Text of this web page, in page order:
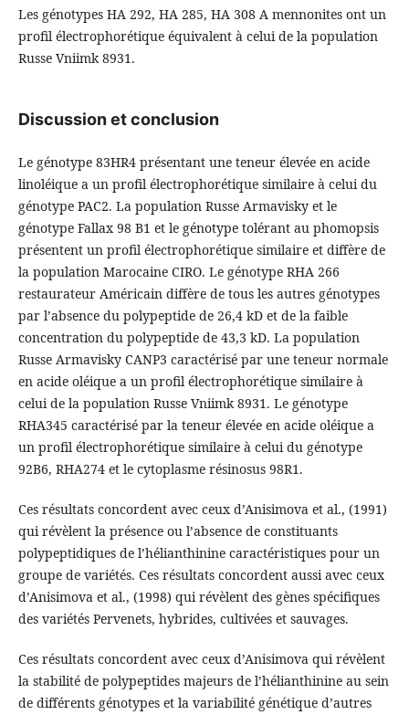
Les génotypes HA 292, HA 285, HA 308 A mennonites ont un
profil électrophorétique équivalent à celui de la population
Russe Vniimk 8931.
Discussion et conclusion
Le génotype 83HR4 présentant une teneur élevée en acide
linoléique a un profil électrophorétique similaire à celui du
génotype PAC2. La population Russe Armavisky et le
génotype Fallax 98 B1 et le génotype tolérant au phomopsis
présentent un profil électrophorétique similaire et diffère de
la population Marocaine CIRO. Le génotype RHA 266
restaurateur Américain diffère de tous les autres génotypes
par l’absence du polypeptide de 26,4 kD et de la faible
concentration du polypeptide de 43,3 kD. La population
Russe Armavisky CANP3 caractérisé par une teneur normale
en acide oléique a un profil électrophorétique similaire à
celui de la population Russe Vniimk 8931. Le génotype
RHA345 caractérisé par la teneur élevée en acide oléique a
un profil électrophorétique similaire à celui du génotype
92B6, RHA274 et le cytoplasme résinosus 98R1.
Ces résultats concordent avec ceux d’Anisimova et al., (1991)
qui révèlent la présence ou l’absence de constituants
polypeptidiques de l’hélianthinine caractéristiques pour un
groupe de variétés. Ces résultats concordent aussi avec ceux
d’Anisimova et al., (1998) qui révèlent des gènes spécifiques
des variétés Pervenets, hybrides, cultivées et sauvages.
Ces résultats concordent avec ceux d’Anisimova qui révèlent
la stabilité de polypeptides majeurs de l’hélianthinine au sein
de différents génotypes et la variabilité génétique d’autres